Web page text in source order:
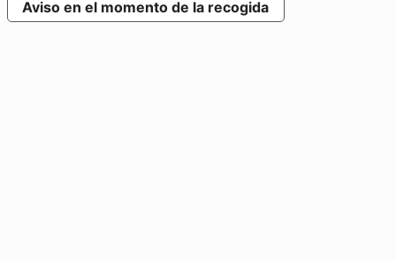
Aviso en el momento de la recogida